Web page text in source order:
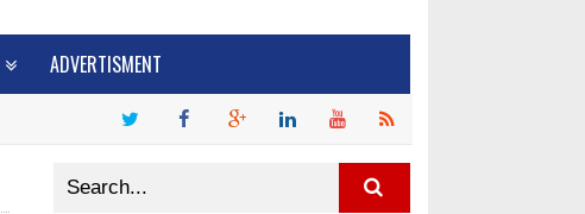
ADVERTISMENT